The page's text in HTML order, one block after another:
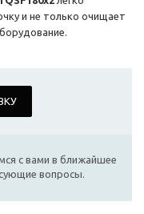
и не только очищает
с вами в ближайшее
вопросы.